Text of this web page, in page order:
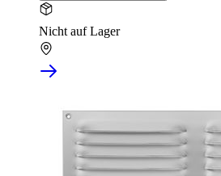
Nicht auf Lager